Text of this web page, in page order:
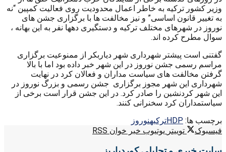
وزیر کشور ترکیه به خاطر اعمال محدودیت روی فعالیت کمپین “نه
به تغییر قانون اساسی” و نیز مخالفت ها با برگزاری جشن های
نوروز در شهرهای مختلف ترکیه و دستگیری دهها نفر به این بهانه ،
سوال مطرح کرده اند.
گفتنی است پیشتر شهرداری شهر دیاربکر از ممنوعیت برگزاری
مراسم رسمی جشن نوروز در این شهر خبر داده بود اما با بالا
گرفتن مخالفت های سیاست مداران و فعالان کرد در نهایت
شهرداری این شهر مجوز برگزاری جشن رسمی و بزرگ نوروز در
این شهر کردنشین را صادر کرد. در این جشن قرار است برخی از
سیاستمداران کرد سخنرانی کنند.
برچسب ها: HDPترکیهنوروز
فیسبوک
توییتر یوتیوب خبر خوان RSS